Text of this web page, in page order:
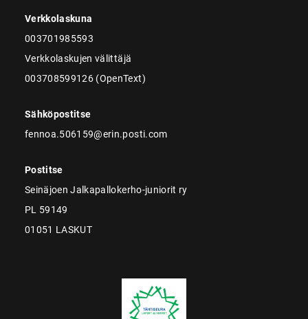
Verkkolaskuna
003701985593
Verkkolaskujen välittäjä
003708599126 (OpenText)
Sähköpostitse
fennoa.506159@erin.posti.com
Postitse
Seinäjoen Jalkapallokerho-juniorit ry
PL 59149
01051 LASKUT